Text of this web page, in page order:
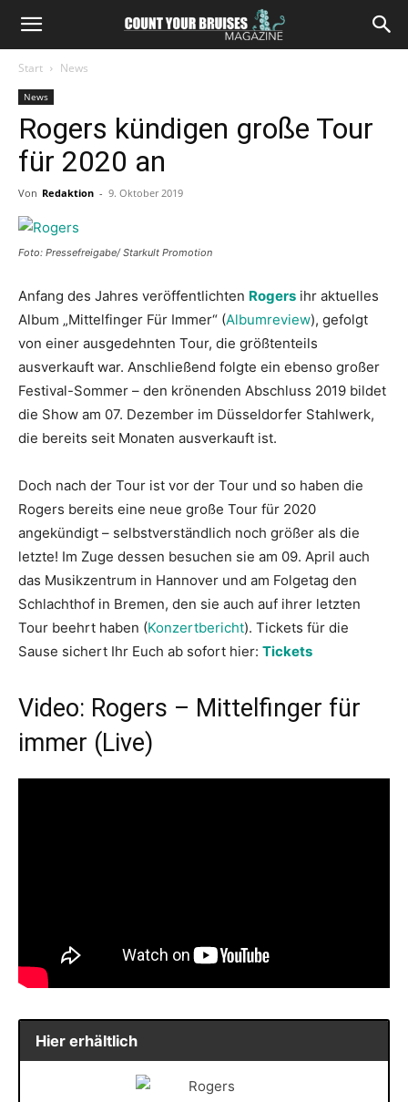
Start News
News
Rogers kündigen große Tour
für 2020 an
Von Redaktion - 9. Oktober 2019
Foto: Pressefreigabe/ Starkult Promotion
Anfang des Jahres veröffentlichten Rogers ihr aktuelles
Album „Mittelfinger Für Immer“ (Albumreview), gefolgt
von einer ausgedehnten Tour, die größtenteils
ausverkauft war. Anschließend folgte ein ebenso großer
Festival-Sommer – den krönenden Abschluss 2019 bildet
die Show am 07. Dezember im Düsseldorfer Stahlwerk,
die bereits seit Monaten ausverkauft ist.
Doch nach der Tour ist vor der Tour und so haben die
Rogers bereits eine neue große Tour für 2020
angekündigt – selbstverständlich noch größer als die
letzte! Im Zuge dessen besuchen sie am 09. April auch
das Musikzentrum in Hannover und am Folgetag den
Schlachthof in Bremen, den sie auch auf ihrer letzten
Tour beehrt haben (Konzertbericht). Tickets für die
Sause sichert Ihr Euch ab sofort hier: Tickets
Video: Rogers – Mittelfinger für
immer (Live)
Hier erhältlich